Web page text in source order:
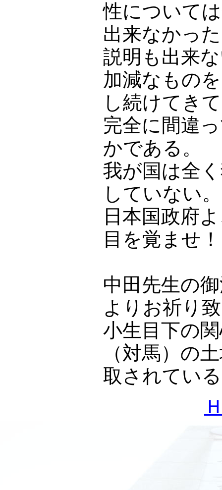
性について
出来なかっ
説明も出来
加減なもの
し続けてき
完全に間違
かである。
我が国は全
していない。
日本国政府
目を覚ませ！
中田先生の
よりお祈り
小生目下の
（対馬）の
取されてい